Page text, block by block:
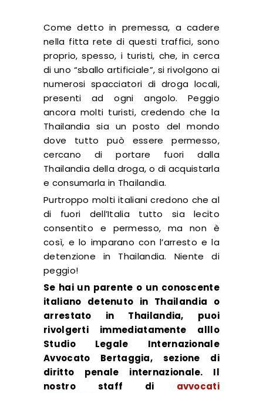
Come detto in premessa, a cadere
nella fitta rete di questi traffici, sono
proprio, spesso, i turisti, che, in cerca
di uno “sballo artificiale”, si rivolgono ai
numerosi spacciatori di droga locali,
presenti ad ogni angolo. Peggio
ancora molti turisti, credendo che la
Thailandia sia un posto del mondo
dove tutto può essere permesso,
cercano di portare fuori dalla
Thailandia della droga, o di acquistarla
e consumarla in Thailandia.
Purtroppo molti italiani credono che al
di fuori dell’Italia tutto sia lecito
consentito e permesso, ma non è
così, e lo imparano con l’arresto e la
detenzione in Thailandia. Niente di
peggio!
Se hai un parente o un conoscente
italiano detenuto in Thailandia o
arrestato in Thailandia, puoi
rivolgerti immediatamente alllo
Studio Legale Internazionale
Avvocato Bertaggia, sezione di
diritto penale internazionale. Il
nostro staff di avvocati